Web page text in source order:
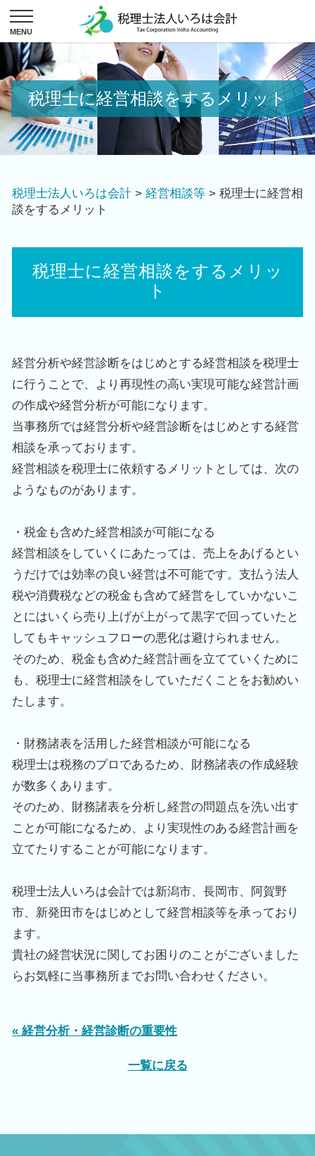
税理士に経営相談をするメリット
税理士法人いろは会計 > 経営相談等 > 税理士に経営相
談をするメリット
税理士に経営相談をするメリッ
ト
経営分析や経営診断をはじめとする経営相談を税理士
に行うことで、より再現性の高い実現可能な経営計画
の作成や経営分析が可能になります。
当事務所では経営分析や経営診断をはじめとする経営
相談を承っております。
経営相談を税理士に依頼するメリットとしては、次の
ようなものがあります。
・税金も含めた経営相談が可能になる
経営相談をしていくにあたっては、売上をあげるとい
うだけでは効率の良い経営は不可能です。支払う法人
税や消費税などの税金も含めて経営をしていかないこ
とにはいくら売り上げが上がって黒字で回っていたと
してもキャッシュフローの悪化は避けられません。
そのため、税金も含めた経営計画を立てていくために
も、税理士に経営相談をしていただくことをお勧めい
たします。
・財務諸表を活用した経営相談が可能になる
税理士は税務のプロであるため、財務諸表の作成経験
が数多くあります。
そのため、財務諸表を分析し経営の問題点を洗い出す
ことが可能になるため、より実現性のある経営計画を
立てたりすることが可能になります。
税理士法人いろは会計では新潟市、長岡市、阿賀野
市、新発田市をはじめとして経営相談等を承っており
ます。
貴社の経営状況に関してお困りのことがございました
らお気軽に当事務所までお問い合わせください。
« 経営分析・経営診断の重要性
一覧に戻る